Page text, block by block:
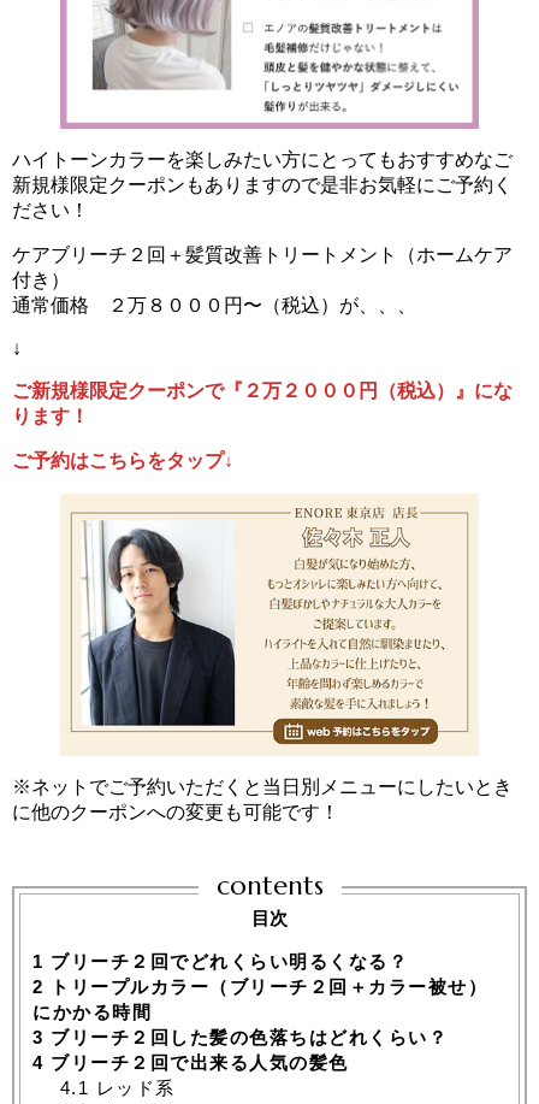
ハイトーンカラーを楽しみたい方にとってもおすすめなご
新規様限定クーポンもありますので是非お気軽にご予約く
ださい！
ケアブリーチ２回＋髪質改善トリートメント（ホームケア
付き）
通常価格 ２万８０００円〜（税込）が、、、
↓
ご新規様限定クーポンで『２万２０００円（税込）』にな
ります！
ご予約はこちらをタップ↓
※ネットでご予約いただくと当日別メニューにしたいとき
に他のクーポンへの変更も可能です！
contents
目次
1 ブリーチ２回でどれくらい明るくなる？
2 トリープルカラー（ブリーチ２回＋カラー被せ）
にかかる時間
3 ブリーチ２回した髪の色落ちはどれくらい？
4 ブリーチ２回で出来る人気の髪色
4.1 レッド系